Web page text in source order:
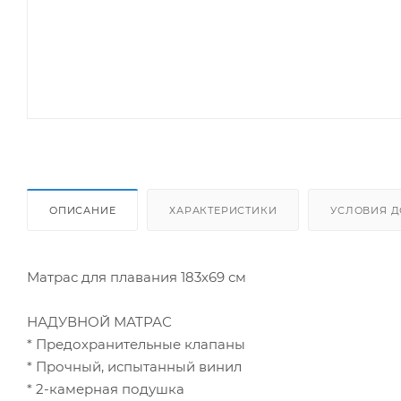
ОПИСАНИЕ ХАРАКТЕРИСТИКИ УСЛОВИЯ
Матрас для плавания 183х69 см
НАДУВНОЙ МАТРАС
* Предохранительные клапаны
* Прочный, испытанный винил
* 2-камерная подушка